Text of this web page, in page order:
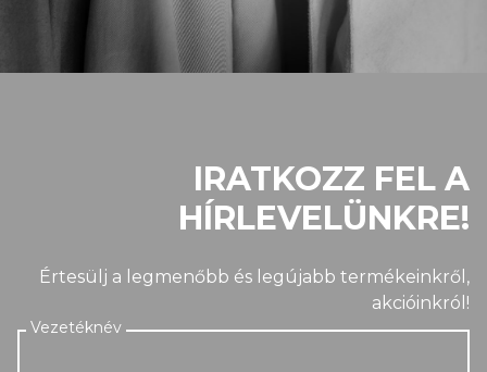
IRATKOZZ FEL A
HÍRLEVELÜNKRE!
Értesülj a legmenőbb és legújabb termékeinkről,
akcióinkról!